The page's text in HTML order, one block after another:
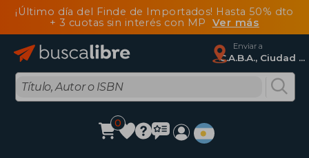
¡Último día del Finde de Importados! Hasta 50% dto
+ 3 cuotas sin interés con MP Ver más
Enviar a
C.A.B.A., Ciudad Autónoma De Buenos Aires
0